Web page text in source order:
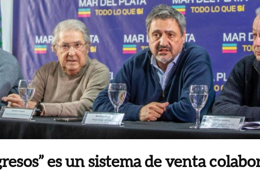
es un sistema de venta